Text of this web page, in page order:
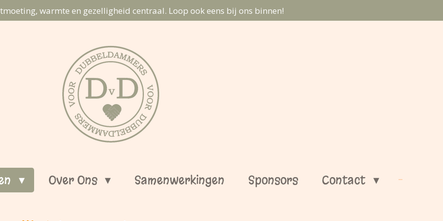
warmte en gezelligheid centraal. Loop ook eens bij ons binnen!
Over Ons Samenwerkingen Sponsors Contact